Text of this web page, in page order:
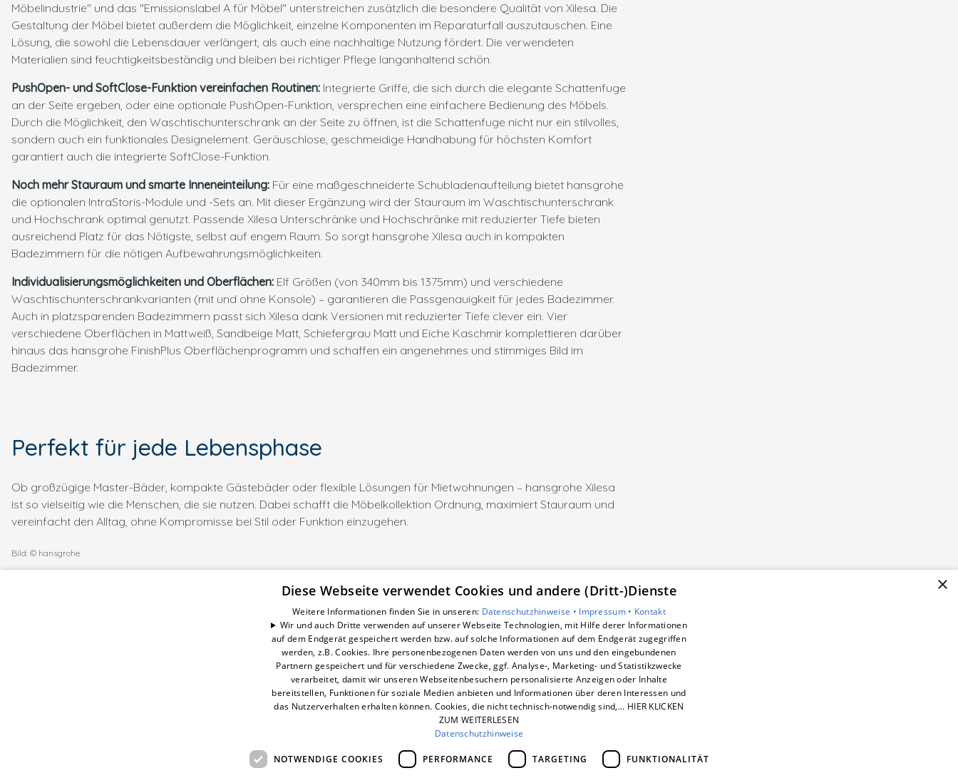
Möbelindustrie" und das "Emissionslabel A für Möbel" unterstreichen zusätzlich die besondere Qualität von Xilesa. Die
Gestaltung der Möbel bietet außerdem die Möglichkeit, einzelne Komponenten im Reparaturfall auszutauschen. Eine
Lösung, die sowohl die Lebensdauer verlängert, als auch eine nachhaltige Nutzung fördert. Die verwendeten
Materialien sind feuchtigkeitsbeständig und bleiben bei richtiger Pflege langanhaltend schön.
PushOpen- und SoftClose-Funktion vereinfachen Routinen: Integrierte Griffe, die sich durch die elegante Schattenfuge
an der Seite ergeben, oder eine optionale PushOpen-Funktion, versprechen eine einfachere Bedienung des Möbels.
Durch die Möglichkeit, den Waschtischunterschrank an der Seite zu öffnen, ist die Schattenfuge nicht nur ein stilvolles,
sondern auch ein funktionales Designelement. Geräuschlose, geschmeidige Handhabung für höchsten Komfort
garantiert auch die integrierte SoftClose-Funktion.
Noch mehr Stauraum und smarte Inneneinteilung: Für eine maßgeschneiderte Schubladenaufteilung bietet hansgrohe
die optionalen IntraStoris-Module und -Sets an. Mit dieser Ergänzung wird der Stauraum im Waschtischunterschrank
und Hochschrank optimal genutzt. Passende Xilesa Unterschränke und Hochschränke mit reduzierter Tiefe bieten
ausreichend Platz für das Nötigste, selbst auf engem Raum. So sorgt hansgrohe Xilesa auch in kompakten
Badezimmern für die nötigen Aufbewahrungsmöglichkeiten.
Individualisierungsmöglichkeiten und Oberflächen: Elf Größen (von 340mm bis 1375mm) und verschiedene
Waschtischunterschrankvarianten (mit und ohne Konsole) – garantieren die Passgenauigkeit für jedes Badezimmer.
Auch in platzsparenden Badezimmern passt sich Xilesa dank Versionen mit reduzierter Tiefe clever ein. Vier
verschiedene Oberflächen in Mattweiß, Sandbeige Matt, Schiefergrau Matt und Eiche Kaschmir komplettieren darüber
hinaus das hansgrohe FinishPlus Oberflächenprogramm und schaffen ein angenehmes und stimmiges Bild im
Badezimmer.
Perfekt für jede Lebensphase
Ob großzügige Master-Bäder, kompakte Gästebäder oder flexible Lösungen für Mietwohnungen – hansgrohe Xilesa
ist so vielseitig wie die Menschen, die sie nutzen. Dabei schafft die Möbelkollektion Ordnung, maximiert Stauraum und
vereinfacht den Alltag, ohne Kompromisse bei Stil oder Funktion einzugehen.
Bild: © hansgrohe
Unsere Bereiche
smart-box
Wärmepumpe
Photovoltaik
Dynamischer Stromtarif
E-Mobilität
×
Diese Webseite verwendet Cookies und andere (Dritt-)Dienste
Weitere Informationen finden Sie in unseren: Datenschutzhinweise • Impressum • Kontakt
Wir und auch Dritte verwenden auf unserer Webseite Technologien, mit Hilfe derer Informationen
auf dem Endgerät gespeichert werden bzw. auf solche Informationen auf dem Endgerät zugegriffen
werden, z.B. Cookies. Ihre personenbezogenen Daten werden von uns und den eingebundenen
Partnern gespeichert und für verschiedene Zwecke, ggf. Analyse-, Marketing- und Statistikzwecke
verarbeitet, damit wir unseren Webseitenbesuchern personalisierte Anzeigen oder Inhalte
bereitstellen, Funktionen für soziale Medien anbieten und Informationen über deren Interessen und
das Nutzerverhalten erhalten können. Cookies, die nicht technisch-notwendig sind,... HIER KLICKEN
ZUM WEITERLESEN
Datenschutzhinweise
NOTWENDIGE COOKIES PERFORMANCE TARGETING FUNKTIONALITÄT